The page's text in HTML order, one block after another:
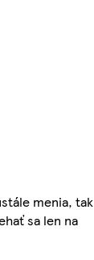
menia, tak
sa len na